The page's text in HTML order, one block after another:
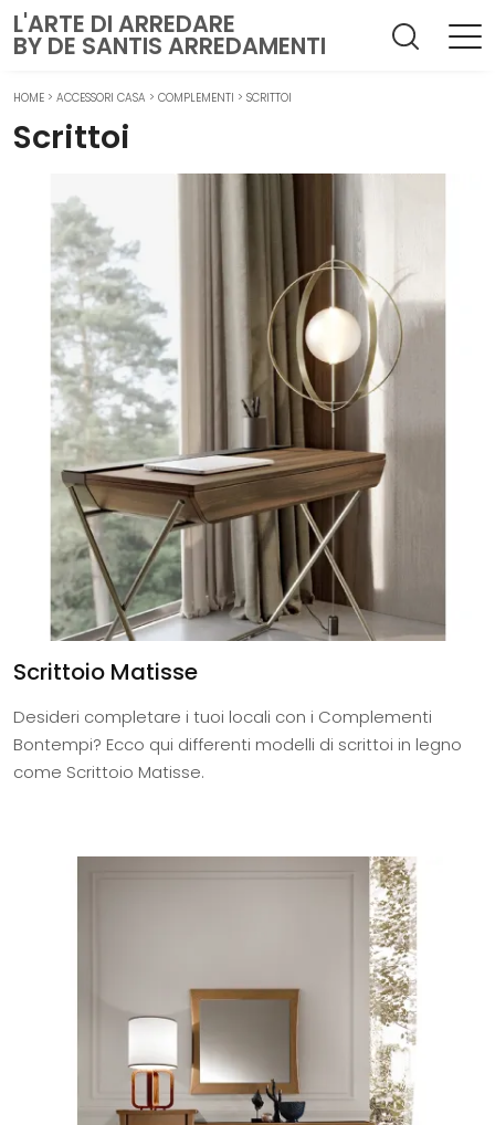
L'ARTE DI ARREDARE
BY DE SANTIS ARREDAMENTI
HOME > ACCESSORI CASA > COMPLEMENTI > SCRITTOI
Scrittoi
Scrittoio Matisse
Desideri completare i tuoi locali con i Complementi
Bontempi? Ecco qui differenti modelli di scrittoi in legno
come Scrittoio Matisse.